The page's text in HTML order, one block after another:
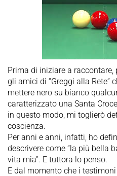
Prima di iniziare a
gli amici di “Greggi alla Rete”
mettere nero su bianco
caratterizzato una Santa
in questo modo, mi toglierò
coscienza.
Per anni e anni, infatti, ho
descrivere come “la più bella
vita mia”. E tuttora lo penso.
E dal momento che i